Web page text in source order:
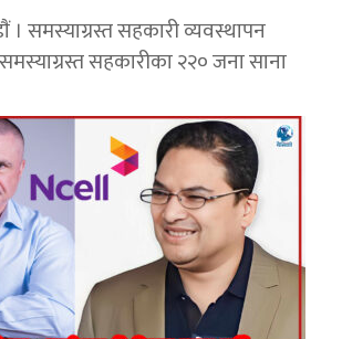
। समस्याग्रस्त सहकारी व्यवस्थापन
सहकारीका २२० जना साना